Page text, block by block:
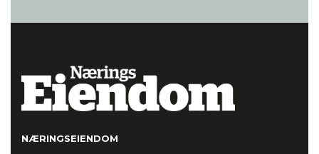
NÆRINGSEIENDOM